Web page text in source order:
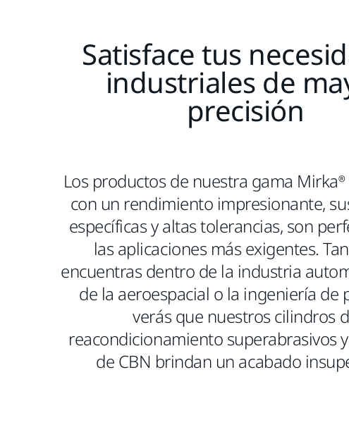
Satisface tus
industriales de
precisión
Los productos de nuestra gama
con un rendimiento impresionante,
específicas y altas tolerancias, son
las aplicaciones más exigentes.
encuentras dentro de la industria
de la aeroespacial o la ingeniería de
verás que nuestros cilindros
reacondicionamiento superabrasivos
de CBN brindan un acabado